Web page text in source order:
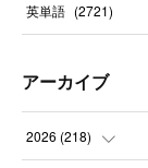
英単語 (2721)
アーカイブ
2026 (218)